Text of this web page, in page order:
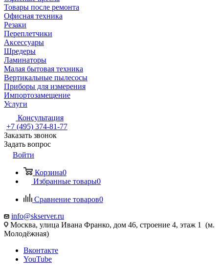
Товары после ремонта
Офисная техника
Резаки
Переплетчики
Аксессуары
Шредеры
Ламинаторы
Малая бытовая техника
Вертикальные пылесосы
Приборы для измерения
Импортозамещение
Услуги
Консультация
+7 (495) 374-81-77
Заказать звонок
Задать вопрос
Войти
Корзина0
Избранные товары0
Сравнение товаров0
info@skserver.ru
Москва, улица Ивана Франко, дом 46, строение 4, этаж 1 (м.
Молодёжная)
Вконтакте
YouTube